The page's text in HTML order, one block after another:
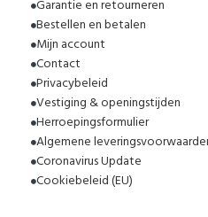
Garantie en retourneren
Bestellen en betalen
Mijn account
Contact
Privacybeleid
Vestiging & openingstijden
Herroepingsformulier
Algemene
Coronavirus Update
Cookiebeleid (EU)